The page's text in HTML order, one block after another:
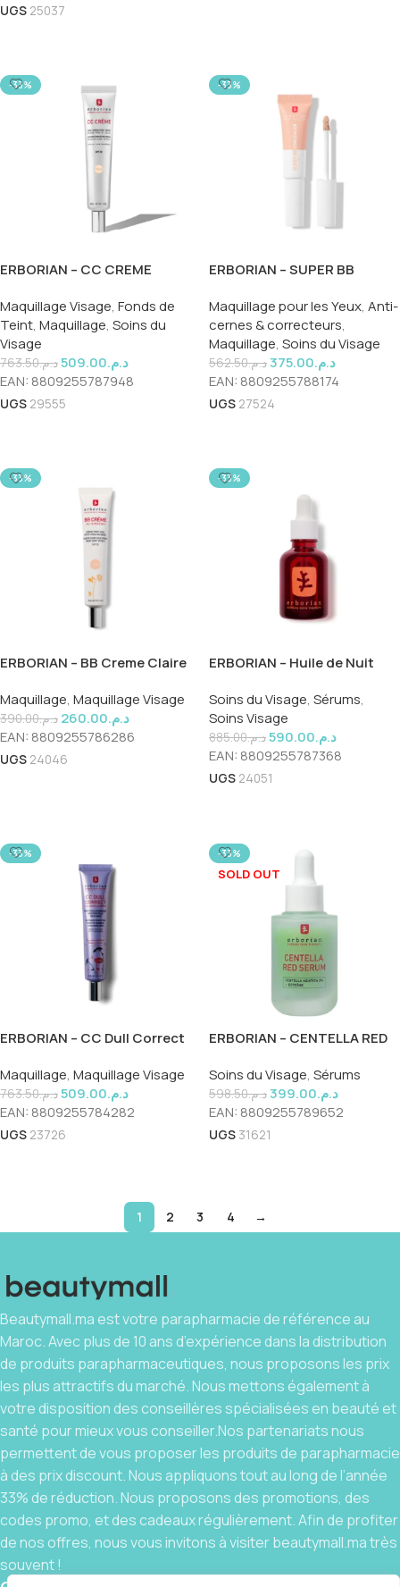
UGS 25037
-33%
ERBORIAN – CC CREME
Maquillage Visage, Fonds de
Teint, Maquillage, Soins du
Visage
د.م.763.50 د.م.509.00
EAN: 8809255787948
UGS 29555
-33%
ERBORIAN – SUPER BB
Maquillage pour les Yeux, Anti-
cernes & correcteurs,
Maquillage, Soins du Visage
د.م.562.50 د.م.375.00
EAN: 8809255788174
UGS 27524
-33%
ERBORIAN – BB Creme Claire
Maquillage, Maquillage Visage
د.م.390.00 د.م.260.00
EAN: 8809255786286
UGS 24046
-33%
ERBORIAN – Huile de Nuit
Therapy 30ml
Soins du Visage, Sérums,
Soins Visage
د.م.885.00 د.م.590.00
EAN: 8809255787368
UGS 24051
-33%
ERBORIAN – CC Dull Correct
Maquillage, Maquillage Visage
د.م.763.50 د.م.509.00
EAN: 8809255784282
UGS 23726
-33%
SOLD OUT
ERBORIAN – CENTELLA RED
Soins du Visage, Sérums
د.م.598.50 د.م.399.00
EAN: 8809255789652
UGS 31621
1 2 3 4 →
Beautymall.ma est votre parapharmacie de référence au
Maroc. Avec plus de 10 ans d’expérience dans la distribution
de produits parapharmaceutiques, nous proposons les prix
les plus attractifs du marché. Nous mettons également à
votre disposition des conseillères spécialisées en beauté et
santé pour mieux vous conseiller.Nos partenariats nous
permettent de vous proposer les produits de parapharmacie
à des prix discount. Nous appliquons tout au long de l’année
33% de réduction. Nous proposons des promotions, des
codes promo, et des cadeaux régulièrement. Afin de profiter
de nos offres, nous vous invitons à visiter beautymall.ma très
souvent !